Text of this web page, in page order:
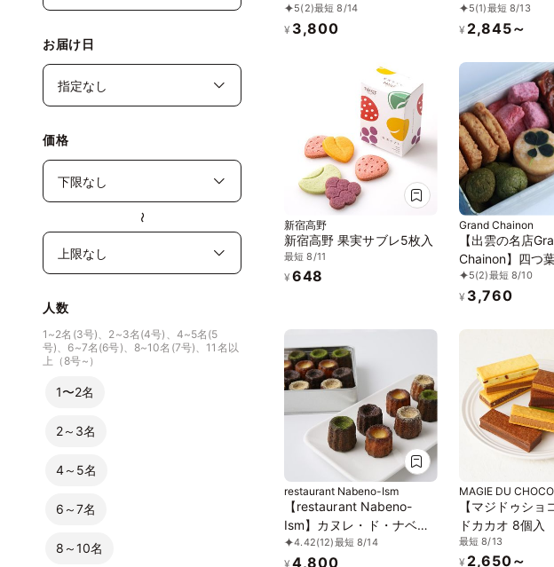
お届け日
価格
〜
人数
1~2名(3号)、2~3名(4号)、4~5名(5
号)、6~7名(6号)、8~10名(7号)、11名以
上（8号~）
1〜2名
2～3名
4～5名
6～7名
8～10名
タルト3種 10個入り
5(2)最短 8/14
¥ 3,800
レートの世界～
5(1)最短 8/13
¥ 2,845～
新宿高野
新宿高野 果実サブレ5枚入
最短 8/11
¥ 648
Grand Chainon
【出雲の名店
Chainon】四つ
バーのクッキー
ボヌール
5(2)最短 8/10
¥ 3,760
restaurant Nabeno-Ism
【restaurant Nabeno-
Ism】カヌレ・ド・ナベノ
イズム4種 20個入り
4.42(12)最短 8/14
¥ 4,800
MAGIE DU
ドゥショコラ）
【マジドゥショ
ドカカオ 8個入
最短 8/13
¥ 2,650～